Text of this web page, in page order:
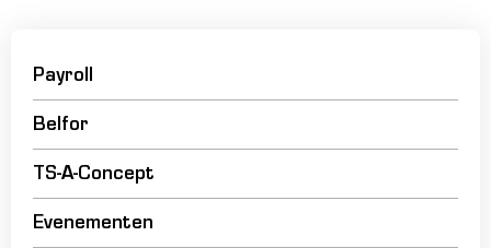
Payroll
Belfor
TS-A-Concept
Evenementen